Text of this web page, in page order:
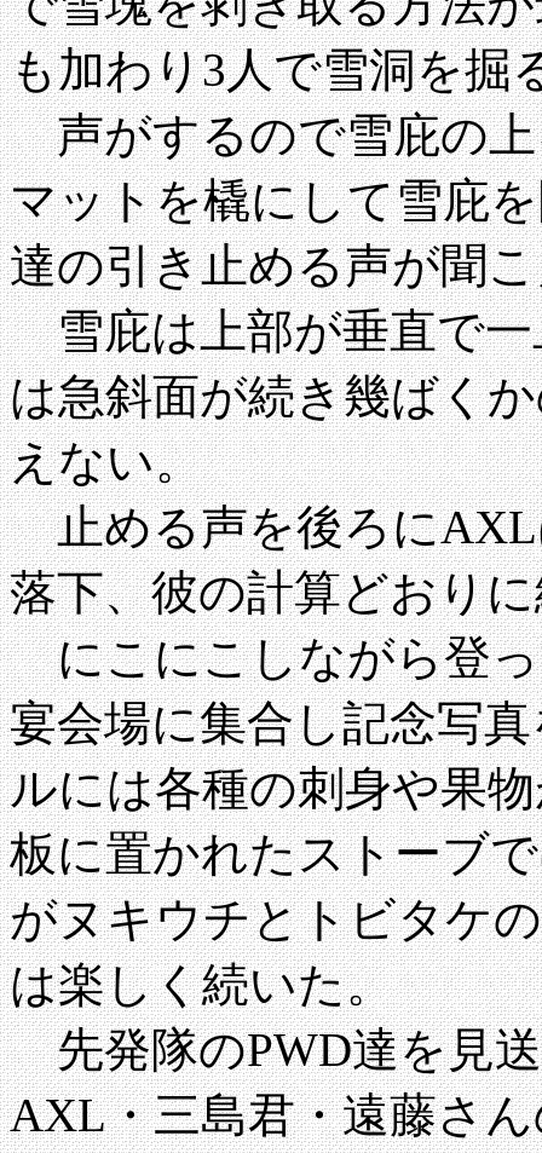
も加わり3人で雪洞を掘
声がするので雪庇の上
マットを橇にして雪庇
達の引き止める声が聞
雪庇は上部が垂直で一
は急斜面が続き幾ばく
えない。
止める声を後ろにAXL
落下、彼の計算どおり
にこにこしながら登っ
宴会場に集合し記念写
ルには各種の刺身や果
板に置かれたストーブ
がヌキウチとトビタケ
は楽しく続いた。
先発隊のPWD達を見
AXL・三島君・遠藤さ